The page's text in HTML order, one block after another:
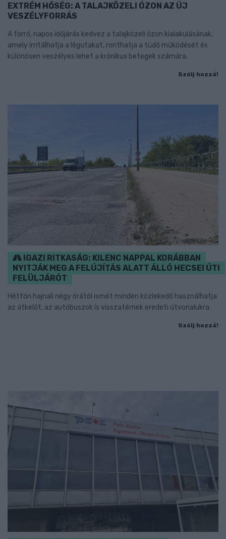
EXTRÉM HŐSÉG: A TALAJKÖZELI ÓZON AZ ÚJ
VESZÉLYFORRÁS
A forró, napos időjárás kedvez a talajközeli ózon kialakulásának,
amely irritálhatja a légutakat, ronthatja a tüdő működését és
különösen veszélyes lehet a krónikus betegek számára.
Szólj hozzá!
IGAZI RITKASÁG: KILENC NAPPAL KORÁBBAN
NYITJÁK MEG A FELÚJÍTÁS ALATT ÁLLÓ HECSEI ÚTI
FELÜLJÁRÓT
Hétfőn hajnali négy órától ismét minden közlekedő használhatja
az átkelőt, az autóbuszok is visszatérnek eredeti útvonalukra.
Szólj hozzá!